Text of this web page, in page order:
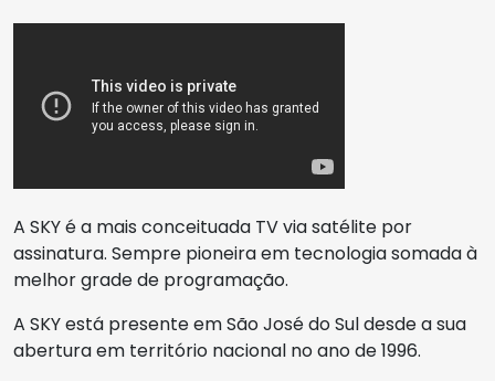
A SKY é a mais conceituada TV via satélite por
assinatura. Sempre pioneira em tecnologia somada à
melhor grade de programação.
A SKY está presente em São José do Sul desde a sua
abertura em território nacional no ano de 1996.